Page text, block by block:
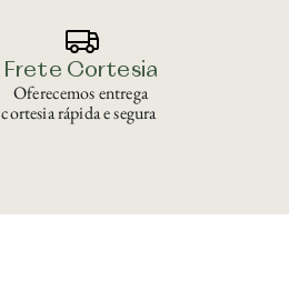
Frete Cortesia
Oferecemos entrega
cortesia rápida e segura